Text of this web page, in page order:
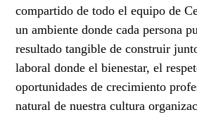
compartido de todo el equipo de
un ambiente donde cada persona
resultado tangible de construir
laboral donde el bienestar, el
oportunidades de crecimiento
natural de nuestra cultura